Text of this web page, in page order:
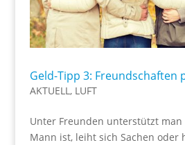
Geld-Tipp 3: Freundschaften
AKTUELL, LUFT
Unter Freunden unterstützt man
Mann ist, leiht sich Sachen oder